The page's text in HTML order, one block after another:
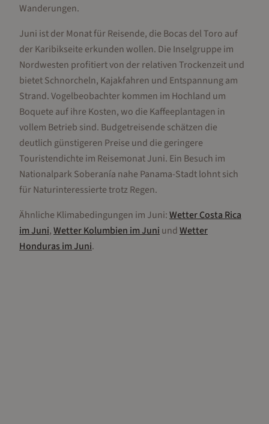
Wanderungen.
Juni ist der Monat für Reisende, die Bocas del Toro auf
der Karibikseite erkunden wollen. Die Inselgruppe im
Nordwesten profitiert von der relativen Trockenzeit und
bietet Schnorcheln, Kajakfahren und Entspannung am
Strand. Vogelbeobachter kommen im Hochland um
Boquete auf ihre Kosten, wo die Kaffeeplantagen in
vollem Betrieb sind. Budgetreisende schätzen die
deutlich günstigeren Preise und die geringere
Touristendichte im Reisemonat Juni. Ein Besuch im
Nationalpark Soberanía nahe Panama-Stadt lohnt sich
für Naturinteressierte trotz Regen.
Ähnliche Klimabedingungen im Juni:WetterCosta Rica
imJuni,WetterKolumbien imJuni undWetter
HondurasimJuni.